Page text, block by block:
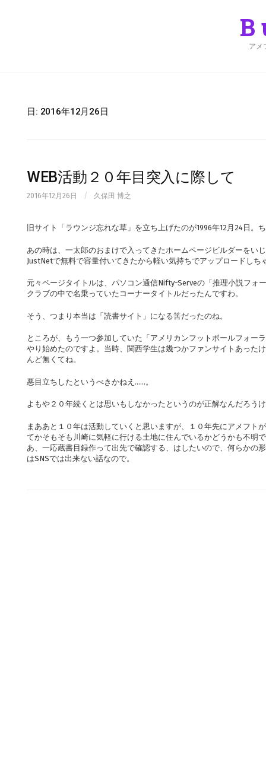
アメ
日: 2016年12月26日
WEB活動２０年目突入に際して
2016年12月26日 / 久保田 博之
旧サイト「ラウンジ忘れな草」を立ち上げたのが1996年12月24日。
あの時は、一太郎のおまけで入ってきたホームページビルダーをい
JustNetで無料で容量付いてきたから軽い気持ちでアップロードしち
元々ページタイトルは、パソコン通信Nifty-Serveの「推理小説フォ
クラブの中で名乗っていたコーナータイトルだったんですわ。
そう、つまり本当は「読書サイト」になる筈だったのね。
ところが、もう一つ参加していた「アメリカンフットボールフォー
やり始めたのですよ。当時、関西学生は幾つかファンサイトあった
んど無くてね。
悪目立ちしたというべきかねえ……。
よもや２０年続くとは思いもしなかったというのが正解なんだろう
まああと１０年は活動していくと思いますが、１０年先にアメフト
てかそもそも川崎に気軽に行ける土地に住んでいるかどうかも不明
あ、一応蔵書目録作って出先で確認する、はしたいので、何らかの
はSNSでは出来ない話なので。